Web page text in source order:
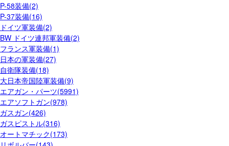
P-58装備(2)
P-37装備(16)
ドイツ軍装備(2)
BW ドイツ連邦軍装備(2)
フランス軍装備(1)
日本の軍装備(27)
自衛隊装備(18)
大日本帝国陸軍装備(9)
エアガン・パーツ(5991)
エアソフトガン(978)
ガスガン(426)
ガスピストル(316)
オートマチック(173)